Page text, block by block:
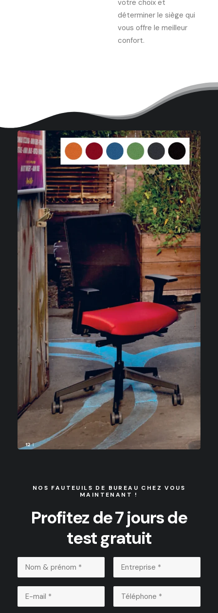
votre choix et
déterminer le siège qui
vous offre le meilleur
confort.
NOS FAUTEUILS DE BUREAU CHEZ VOUS
MAINTENANT !
Profitez de 7 jours de
test gratuit